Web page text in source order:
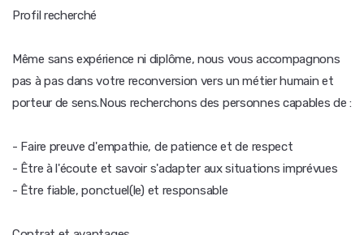
Profil recherché
Même sans expérience ni diplôme, nous vous accompagnons
pas à pas dans votre reconversion vers un métier humain et
porteur de sens.Nous recherchons des personnes capables de :
- Faire preuve d'empathie, de patience et de respect
- Être à l'écoute et savoir s'adapter aux situations imprévues
- Être fiable, ponctuel(le) et responsable